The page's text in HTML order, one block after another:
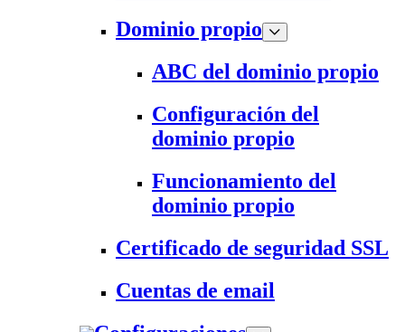
Dominio propio
ABC del dominio propio
Configuración del
dominio propio
Funcionamiento del
dominio propio
Certificado de seguridad SSL
Cuentas de email